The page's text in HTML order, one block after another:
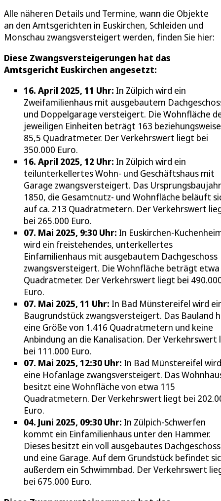
Alle näheren Details und Termine, wann die Objekte
an den Amtsgerichten in Euskirchen, Schleiden und
Monschau zwangsversteigert werden, finden Sie hier:
Diese Zwangsversteigerungen hat das
Amtsgericht Euskirchen angesetzt:
16. April 2025, 11 Uhr: In Zülpich wird ein
Zweifamilienhaus mit ausgebautem
und Doppelgarage versteigert. Die Wohnfläche
jeweiligen Einheiten beträgt 163 beziehungsweise
85,5 Quadratmeter. Der Verkehrswert liegt bei
350.000 Euro.
16. April 2025, 12 Uhr: In Zülpich wird ein
teilunterkellertes Wohn- und Geschäftshaus mit
Garage zwangsversteigert. Das
1850, die Gesamtnutz- und Wohnfläche beläuft
auf ca. 213 Quadratmetern. Der Verkehrswert
bei 265.000 Euro.
07. Mai 2025, 9:30 Uhr: In Euskirchen-
wird ein freistehendes, unterkellertes
Einfamilienhaus mit ausgebautem Dachgeschoss
zwangsversteigert. Die Wohnfläche beträgt etwa
Quadratmeter. Der Verkehrswert liegt bei
Euro.
07. Mai 2025, 11 Uhr: In Bad Münstereifel wird
Baugrundstück zwangsversteigert. Das Bauland
eine Größe von 1.416 Quadratmetern und keine
Anbindung an die Kanalisation. Der Verkehrswert
bei 111.000 Euro.
07. Mai 2025, 12:30 Uhr: In Bad Münstereifel wird
eine Hofanlage zwangsversteigert. Das
besitzt eine Wohnfläche von etwa 115
Quadratmetern. Der Verkehrswert liegt bei
Euro.
04. Juni 2025, 09:30 Uhr: In Zülpich-Schwerfen
kommt ein Einfamilienhaus unter den Hammer.
Dieses besitzt ein voll ausgebautes Dachgeschoss
und eine Garage. Auf dem Grundstück befindet
außerdem ein Schwimmbad. Der Verkehrswert
bei 675.000 Euro.